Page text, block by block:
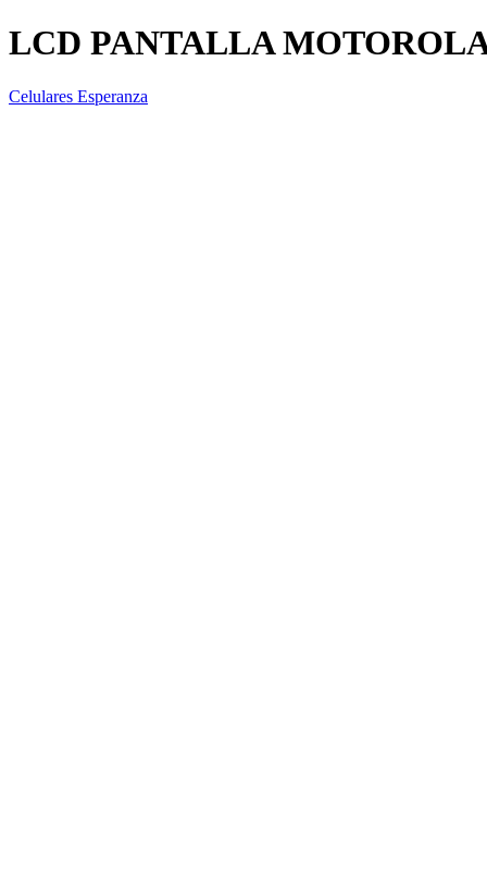
LCD PANTALLA
Celulares Esperanza